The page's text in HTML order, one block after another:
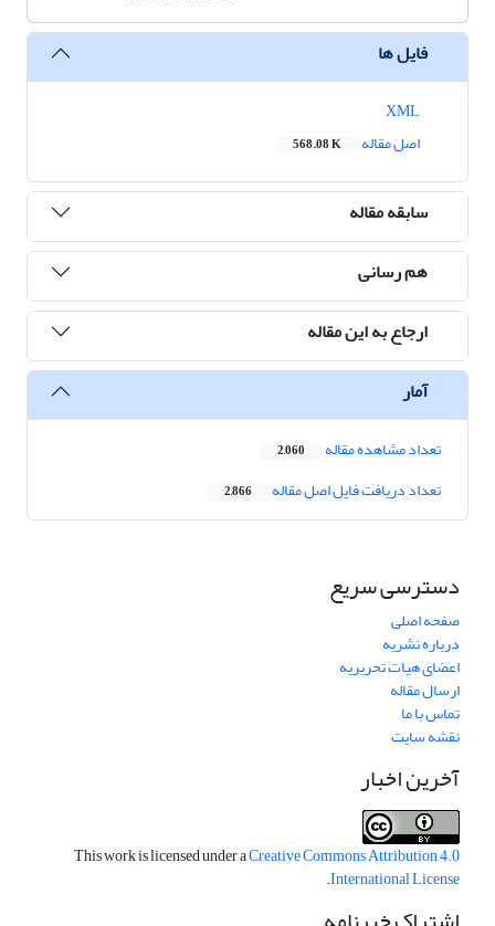
فایل ها
اصل مقاله
568.08 K
سابقه مقاله
هم رسانی
ارجاع به این مقاله
آمار
تعداد مشاهده مقاله 2,060
تعداد دریافت فایل اصل مقاله 2,866
دسترسی سریع
صفحه اصلی
درباره نشریه
اعضای هیات تحریریه
ارسال مقاله
تماس با ما
نقشه سایت
آخرین اخبار
This work is licensed under aCreative Commons Attribution 4.0
International License
.